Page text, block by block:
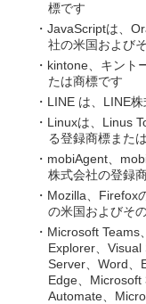
標です
・JavaScriptは、
社の米国および
・kintone、キント
たは商標です
・LINE は、LINE
・Linuxは、Linus
る登録商標また
・mobiAgent、
株式会社の登録
・Mozilla、Firefox
の米国およびそ
・Microsoft
Explorer、
Server、Word、
Edge、
Automate、